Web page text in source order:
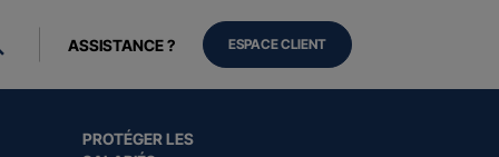
PROTÉGER LES
ASSISTANCE ? ESPACE CLIENT